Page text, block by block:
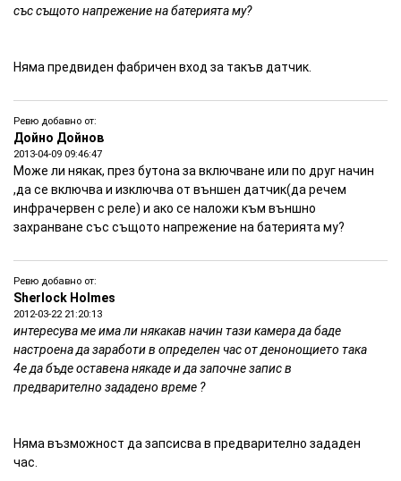
със същото напрежение на батерията му?
Няма предвиден фабричен вход за такъв датчик.
Ревю добавно от:
Дойно Дойнов
2013-04-09 09:46:47
Mоже ли някак, през бутона за включване или по друг начин
,да се включва и изключва от външен датчик(да речем
инфрачервен с реле) и ако се наложи към външно
захранване със същото напрежение на батерията му?
Ревю добавно от:
Sherlock Holmes
2012-03-22 21:20:13
интересува ме има ли някакав начин тази камера да баде
настроена да заработи в определен час от денонощието така
4е да бъде оставена някаде и да започне запис в
предварително зададено време ?
Няма възможност да запсисва в предварително зададен
час.